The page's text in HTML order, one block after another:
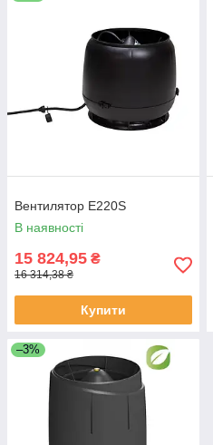
Вентилятор E220S
В наявності
15 824,95 ₴
16 314,38 ₴
Купити
–3%